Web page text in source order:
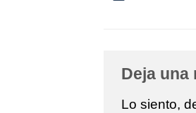
Deja una
Lo siento,